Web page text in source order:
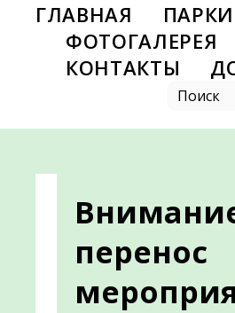
ГЛАВНАЯ ПАРКИ
ФОТОГАЛЕРЕЯ
КОНТАКТЫ
перенос